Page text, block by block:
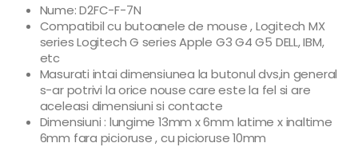
Nume: D2FC-F-7N
Compatibil cu butoanele de mouse ,Logitech MX
series Logitech G series Apple G3 G4 G5 DELL, IBM,
etc
Masurati intai dimensiunea la butonul dvs,in general
s-ar potrivi la orice nouse care este la fel si are
aceleasi dimensiuni si contacte
Dimensiuni : lungime 13mm x 6mm latime x inaltime
6mm fara picioruse , cu picioruse 10mm